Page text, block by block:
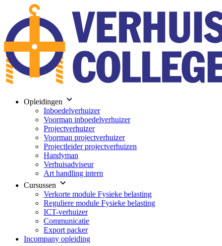
Opleidingen
Inboedelverhuizer
Voorman inboedelverhuizer
Projectverhuizer
Voorman projectverhuizer
Projectleider projectverhuizen
Handyman
Verhuisadviseur
Art handling intern
Cursussen
Verkorte module Fysieke belasting
Reguliere module Fysieke belasting
ICT-verhuizer
Communicatie
Export packer
Incompany opleiding